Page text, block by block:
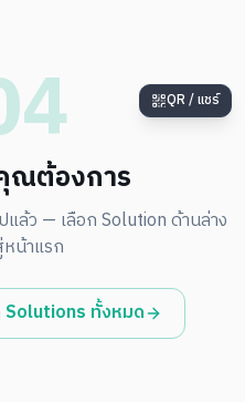
ณต้องการ
ล้ว — เลือก Solution ด้านล่าง
น้าแรก
Solutions ทั้งหมด
QR / แชร์